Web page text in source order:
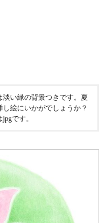
い緑の背景つきです。夏
絵にいかがでしょうか？
です。